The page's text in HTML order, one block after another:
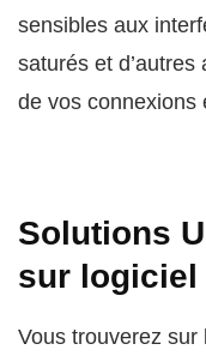
sensibles aux
saturés et
de vos connexions
Solutions
sur logiciel
Vous trouverez